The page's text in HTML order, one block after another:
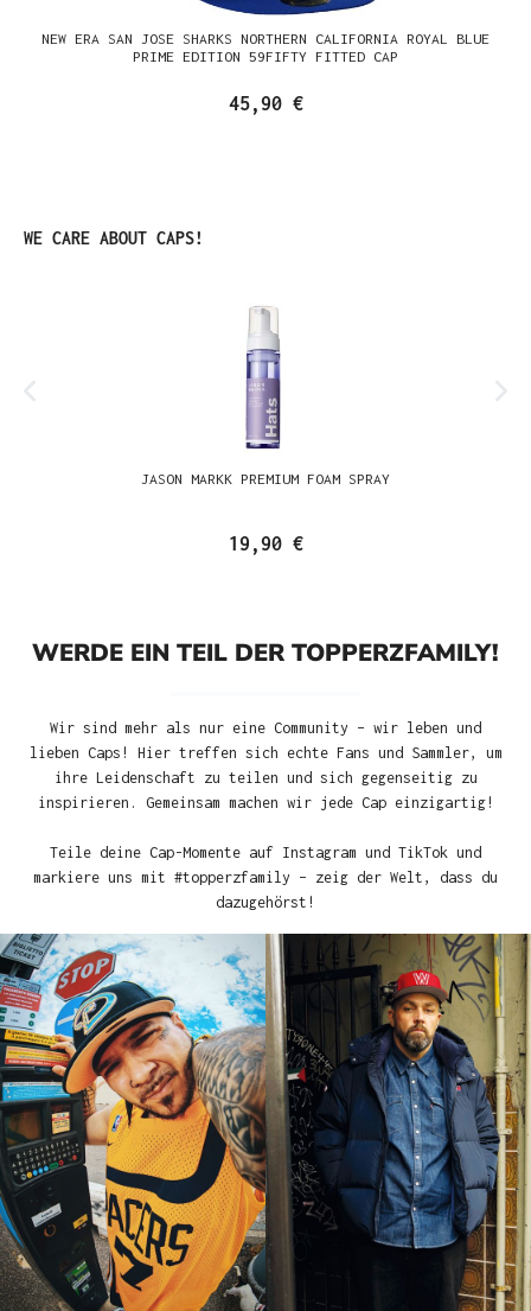
NEW ERA SAN JOSE SHARKS NORTHERN CALIFORNIA ROYAL BLUE
PRIME EDITION 59FIFTY FITTED CAP
45,90 €
Produktgalerie überspringen
WE CARE ABOUT CAPS!
JASON MARKK PREMIUM FOAM SPRAY
19,90 €
WERDE EIN TEIL DER TOPPERZFAMILY!
Wir sind mehr als nur eine Community – wir leben und
lieben Caps! Hier treffen sich echte Fans und Sammler, um
ihre Leidenschaft zu teilen und sich gegenseitig zu
inspirieren. Gemeinsam machen wir jede Cap einzigartig!
Teile deine Cap-Momente auf Instagram und TikTok und
markiere uns mit #topperzfamily – zeig der Welt, dass du
dazugehörst!